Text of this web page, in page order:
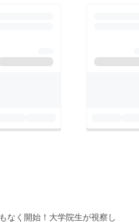
なく開始！大学院生が視察し